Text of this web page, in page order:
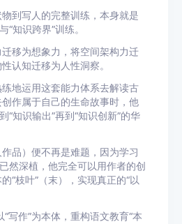
到写人的完整训练，本身就是
“知识跨界”训练。
移为想象力，将空间架构力迁
认知迁移为人性洞察。
地运用这套能力体系去解读古
作属于自己的生命故事时，他
“知识输出”再到“知识创新”的华
品）便不再是难题，因为学习
然深植，他完全可以用作者的创
“枝叶”（末），实现真正的“以
写作”为本体，重构语文教育“本